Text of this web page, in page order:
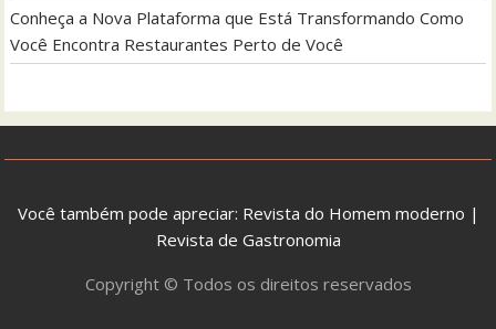
Conheça a Nova Plataforma que Está Transformando Como
Você Encontra Restaurantes Perto de Você
Você também pode apreciar: Revista do Homem moderno |
Revista de Gastronomia
Copyright © Todos os direitos reservados